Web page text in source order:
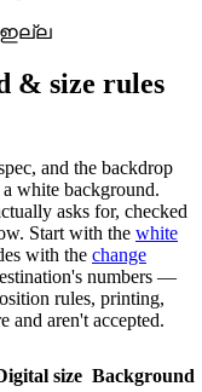
ഇല്ല
& size rules
and the backdrop
white background.
asks for, checked
Start with the white
with the change
numbers —
rules, printing,
and aren't accepted.
size Background